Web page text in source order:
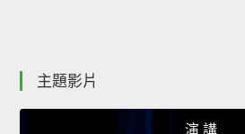
主題影片
演 講